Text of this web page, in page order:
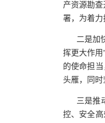
产资源勘
署，为着力
二是加
挥更大作
的使命担
头雁，同时
三是推
控、安全